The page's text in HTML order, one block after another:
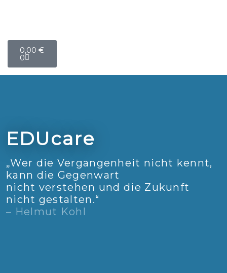
0,00 €
0
Warenkorb
EDUcare
„Wer die Vergangenheit nicht kennt,
kann die Gegenwart
nicht verstehen und die Zukunft
nicht gestalten.“
– Helmut Kohl